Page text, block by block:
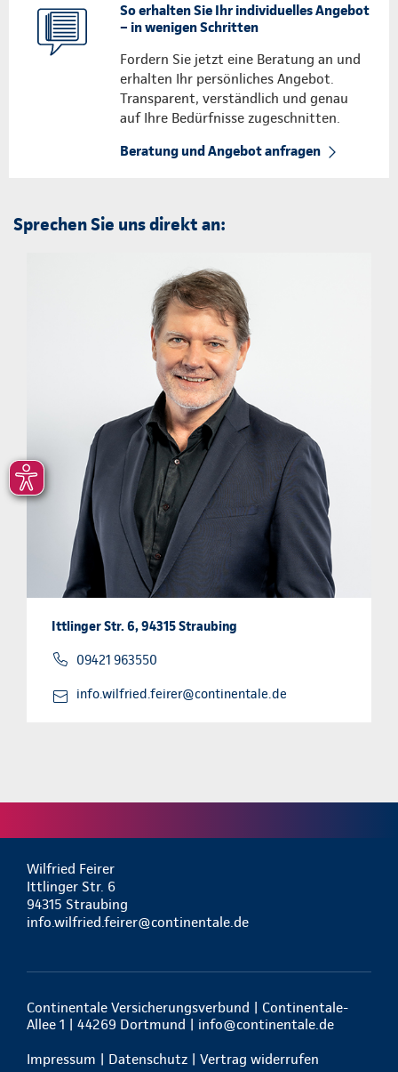
So erhalten Sie Ihr individuelles Angebot
– in wenigen Schritten
Fordern Sie jetzt eine Beratung an und
erhalten Ihr persönliches Angebot.
Transparent, verständlich und genau
auf Ihre Bedürfnisse zugeschnitten.
Beratung und Angebot anfragen
Sprechen Sie uns direkt an:
Ittlinger Str. 6, 94315 Straubing
09421 963550
info.wilfried.feirer@continentale.de
Wilfried Feirer
Ittlinger Str. 6
94315 Straubing
info.wilfried.feirer@continentale.de
Continentale Versicherungsverbund | Continentale-
Allee 1 | 44269 Dortmund | info@continentale.de
Impressum | Datenschutz | Vertrag widerrufen